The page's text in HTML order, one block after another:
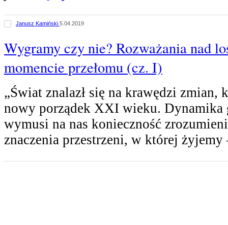
Janusz Kamiński 5.04.2019
Wygramy czy nie? Rozważania nad
momencie przełomu (cz. I)
„Świat znalazł się na krawędzi zmian,
nowy porządek XXI wieku. Dynamika
wymusi na nas konieczność
znaczenia przestrzeni, w której